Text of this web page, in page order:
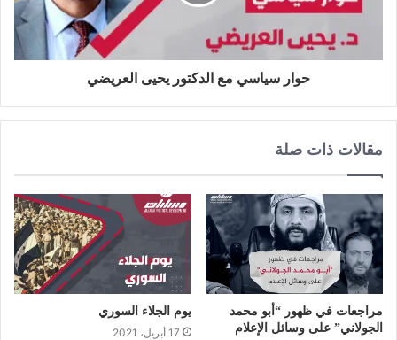
حوار سياسي مع الدكتور يحيى العريضي
مقالات ذات صلة
مراجعات في ظهور “أبو محمد
الجولاني” على وسائل الإعلام
يوم الجلاء السوري
17 أبريل، 2021